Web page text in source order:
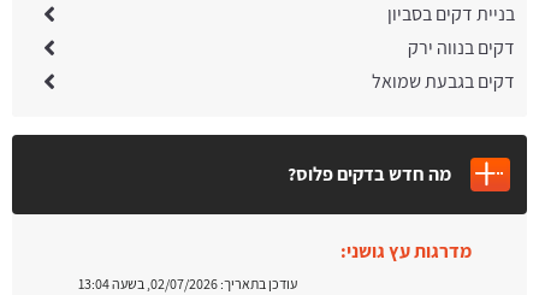
בניית דקים בסביון
דקים בנווה ירק
דקים בגבעת שמואל
מה חדש בדקים פלוס?
מדרגות עץ גושני:
עודכן בתאריך:02/07/2026, בשעה 13:04